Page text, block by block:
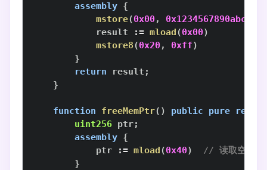
assembly {
mstore(0x00, 0x1234567890abcdef
            result
:= mload(0x00)
mstore8(0x20, 0xff)
}
return result ;
}
function freeMemPtr( ) public pure
uint256 ptr;
assembly {
            ptr
:= mload(0x40)
// 读取空闲内
}